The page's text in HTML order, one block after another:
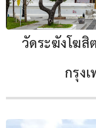
วัดระฆังโฆ
กรุง